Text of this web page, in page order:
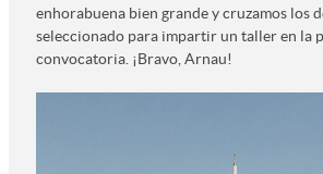
enhorabuena bien grande y cruzamos los
seleccionado para impartir un taller en la
convocatoria. ¡Bravo, Arnau!